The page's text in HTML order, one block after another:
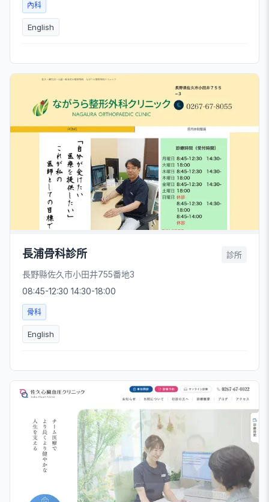
內科
English
長浦骨科診所 診所
長野縣佐久市小田井755番地3
08:45-12:30 14:30-18:00
骨科
English